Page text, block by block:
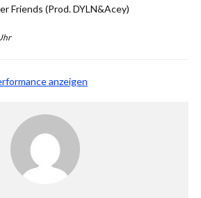
Friends (Prod. DYLN&Acey)
anzeigen